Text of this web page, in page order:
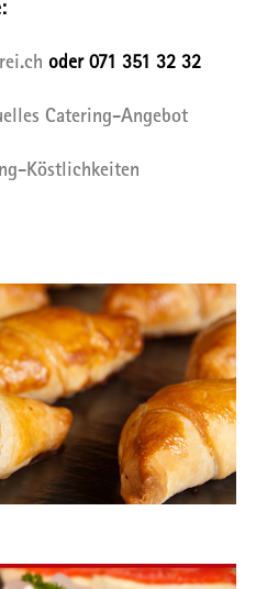
oder 071 351 32 32
Catering-Angebot
Köstlichkeiten